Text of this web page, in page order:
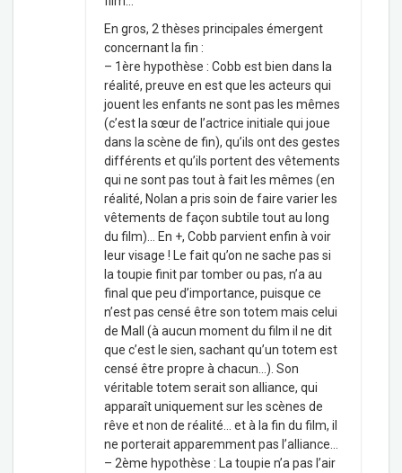
En gros, 2 thèses principales émergent
concernant la fin :
– 1ère hypothèse : Cobb est bien dans la
réalité, preuve en est que les acteurs qui
jouent les enfants ne sont pas les mêmes
(c’est la sœur de l’actrice initiale qui joue
dans la scène de fin), qu’ils ont des gestes
différents et qu’ils portent des vêtements
qui ne sont pas tout à fait les mêmes (en
réalité, Nolan a pris soin de faire varier les
vêtements de façon subtile tout au long
du film)… En +, Cobb parvient enfin à voir
leur visage ! Le fait qu’on ne sache pas si
la toupie finit par tomber ou pas, n’a au
final que peu d’importance, puisque ce
n’est pas censé être son totem mais celui
de Mall (à aucun moment du film il ne dit
que c’est le sien, sachant qu’un totem est
censé être propre à chacun…). Son
véritable totem serait son alliance, qui
apparaît uniquement sur les scènes de
rêve et non de réalité… et à la fin du film, il
ne porterait apparemment pas l’alliance…
– 2ème hypothèse : La toupie n’a pas l’air